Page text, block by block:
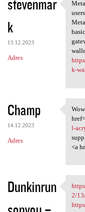
stevenmar
k
13.12.2023
Adres
k-
Champ
14.12.2023
Adres
l-
<a
Dunkinrun
2/